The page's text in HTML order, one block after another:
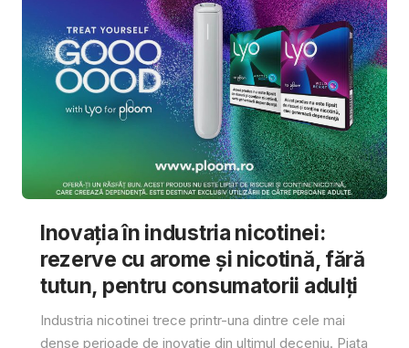
Inovația în industria nicotinei:
rezerve cu arome și nicotină, fără
tutun, pentru consumatorii adulți
Industria nicotinei trece printr-una dintre cele mai
dense perioade de inovație din ultimul deceniu. Piața